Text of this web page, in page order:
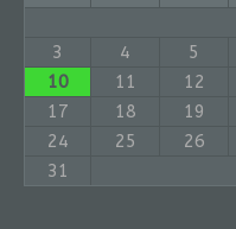
3
4 5
10
11 12
17
18 19
24
25 26
31